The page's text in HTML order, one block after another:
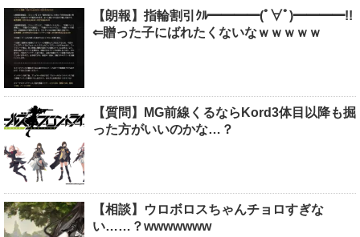
【朗報】指輪割引ｸﾙ━━━━(ﾟ∀ﾟ)━━━━!!
⇐贈った子にばれたくないなｗｗｗｗｗ
【質問】MG前線くるならKord3体目以降も掘
った方がいいのかな…？
【相談】ウロボロスちゃんチョロすぎな
い……？wwwwwww